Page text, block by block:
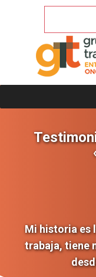
Mi historia es
trabaja, tiene